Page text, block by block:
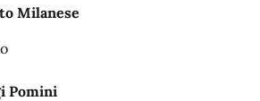
Milanese
Pomini